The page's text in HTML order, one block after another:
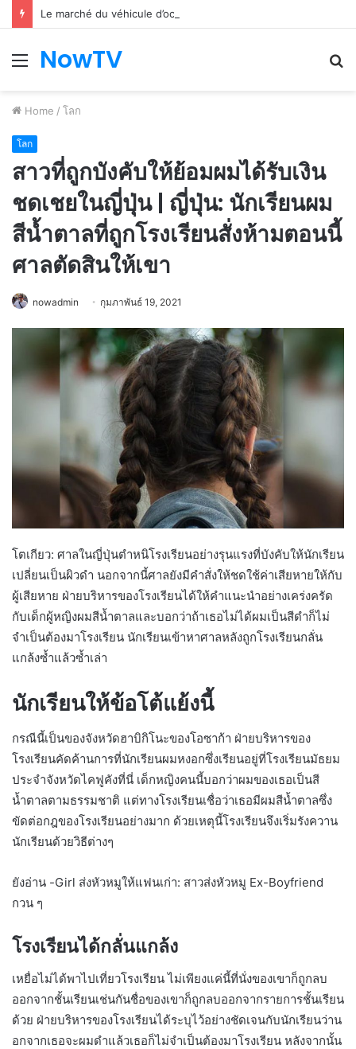
Le marché du véhicule d’occasion en plein essor
Menu
NowTV
Home / โลก
โลก
สาวที่ถูกบังคับให้ย้อมผมได้รับเงิน
ชดเชยในญี่ปุ่น | ญี่ปุ่น: นักเรียนผม
สีน้ำตาลที่ถูกโรงเรียนสั่งห้ามตอนนี้
ศาลตัดสินให้เขา
nowadmin กุมภาพันธ์ 19, 2021
โตเกียว: ศาลในญี่ปุ่นตำหนิโรงเรียนอย่างรุนแรงที่บังคับให้นักเรียน
เปลี่ยนเป็นผิวดำ นอกจากนี้ศาลยังมีคำสั่งให้ชดใช้ค่าเสียหายให้กับ
ผู้เสียหาย ฝ่ายบริหารของโรงเรียนได้ให้คำแนะนำอย่างเคร่งครัด
กับเด็กผู้หญิงผมสีน้ำตาลและบอกว่าถ้าเธอไม่ได้ผมเป็นสีดำก็ไม่
จำเป็นต้องมาโรงเรียน นักเรียนเข้าหาศาลหลังถูกโรงเรียนกลั่น
แกล้งซ้ำแล้วซ้ำเล่า
นักเรียนให้ข้อโต้แย้งนี้
กรณีนี้เป็นของจังหวัดฮาบิกิโนะของโอซาก้า ฝ่ายบริหารของ
โรงเรียนคัดค้านการที่นักเรียนผมหงอกซึ่งเรียนอยู่ที่โรงเรียนมัธยม
ประจำจังหวัดไคฟูคังที่นี่ เด็กหญิงคนนี้บอกว่าผมของเธอเป็นสี
น้ำตาลตามธรรมชาติ แต่ทางโรงเรียนเชื่อว่าเธอมีผมสีน้ำตาลซึ่ง
ขัดต่อกฎของโรงเรียนอย่างมาก ด้วยเหตุนี้โรงเรียนจึงเริ่มรังควาน
นักเรียนด้วยวิธีต่างๆ
ยังอ่าน -Girl ส่งหัวหมูให้แฟนเก่า: สาวส่งหัวหมู Ex-Boyfriend
กวน ๆ
โรงเรียนได้กลั่นแกล้ง
เหยื่อไม่ได้พาไปเที่ยวโรงเรียน ไม่เพียงแค่นี้ที่นั่งของเขาก็ถูกลบ
ออกจากชั้นเรียนเช่นกันชื่อของเขาก็ถูกลบออกจากรายการชั้นเรียน
ด้วย ฝ่ายบริหารของโรงเรียนได้ระบุไว้อย่างชัดเจนกับนักเรียนว่าน
อกจากเธอจะผมดำแล้วเธอก็ไม่จำเป็นต้องมาโรงเรียน หลังจากนั้น